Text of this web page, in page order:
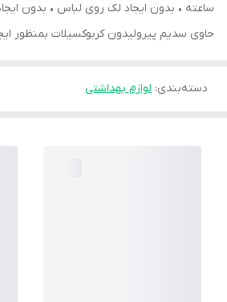
ساعته • بدون ایجاد لک روی لباس • بدون
حاوی سدیم پیرولیدون کربوکسیلات بمنظور
دسته‌بندی: لوازم بهداشتی